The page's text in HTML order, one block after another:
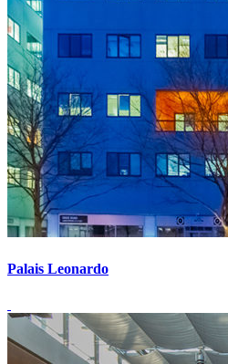
Palais Leonardo